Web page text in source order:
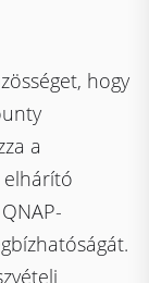
hogy
a
elhárító